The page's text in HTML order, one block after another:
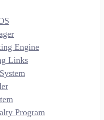
Engine
Links
Program